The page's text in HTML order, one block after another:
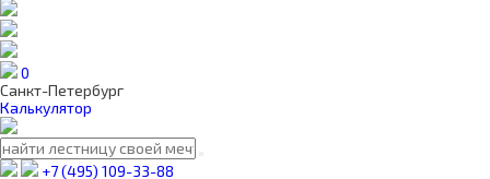
0
Санкт-Петербург
Калькулятор
+7 (495) 109-33-88